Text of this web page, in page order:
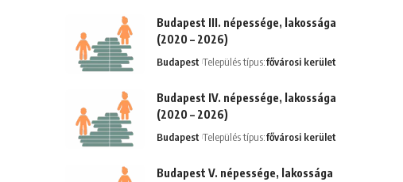
Budapest III. népessége, lakossága
(2020 – 2026)
Budapest Település típus:fővárosi kerület
Budapest IV. népessége, lakossága
(2020 – 2026)
Budapest Település típus:fővárosi kerület
Budapest V. népessége, lakossága